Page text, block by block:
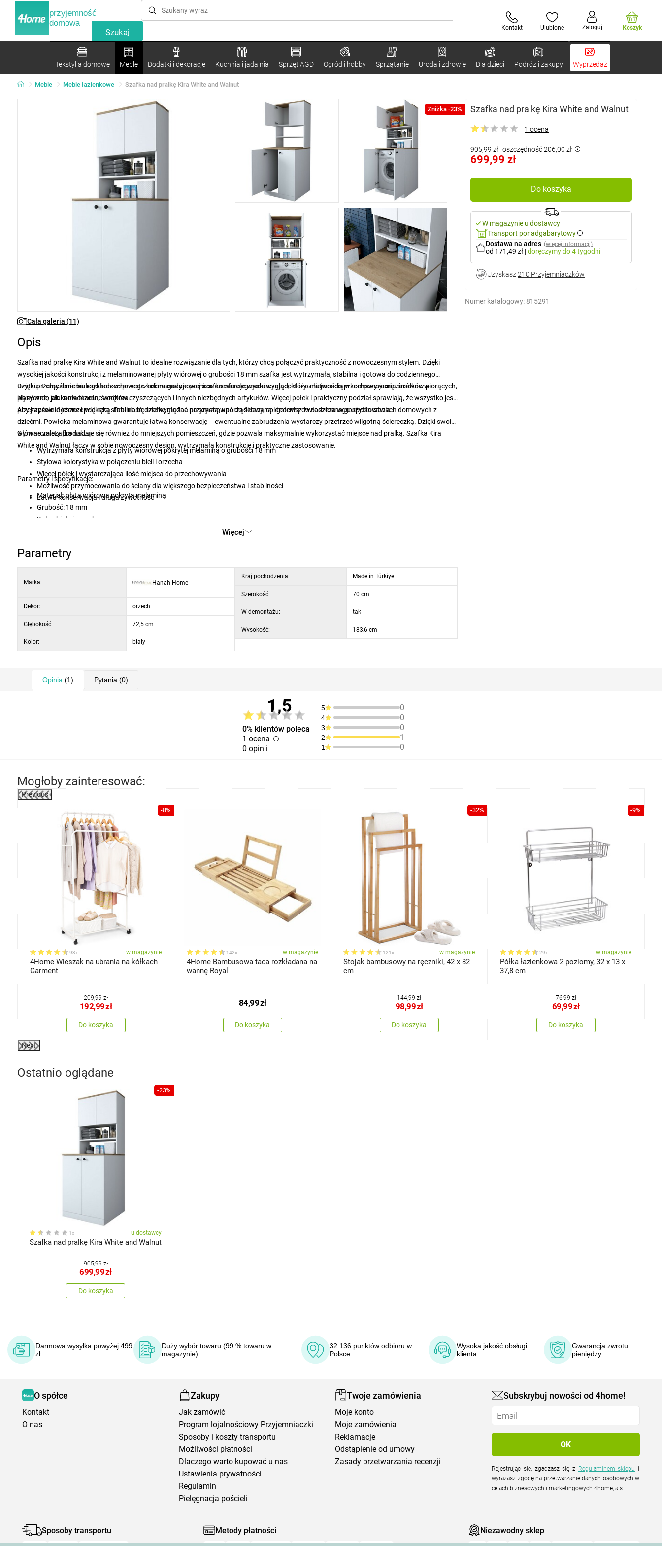
przyjemność
domowa
Kontakt Ulubione Zaloguj Koszyk
Tekstylia domowe Meble Dodatki i dekoracje Kuchnia i jadalnia Sprzęt AGD Ogród i hobby Sprzątanie Uroda i zdrowie Dla dzieci Podróż i zakupy Wyprzedaż
Meble Meble łazienkowe Szafka nad pralkę Kira White and Walnut
Zniżka -23%
Cała galeria (11)
Szafka nad pralkę Kira White and Walnut
1 ocena
905,99 zł oszczędność 206,00 zł
699,99 zł
Do koszyka
W magazynie u dostawcy
Transport ponadgabarytowy
Dostawa na adres (więcej informacji)
od 171,49 zł |doręczymydo 4 tygodni
Uzyskasz 210 Przyjemniaczków
Numer katalogowy: 815291
Opis
Szafka nad pralkę Kira White and Walnut to idealne rozwiązanie dla tych, którzy chcą połączyć praktyczność z nowoczesnym stylem. Dzięki
wysokiej jakości konstrukcji z melaminowanej płyty wiórowej o grubości 18 mm szafka jest wytrzymała, stabilna i gotowa do codziennego
użytku. Połączenie białego i orzechowego koloru nadaje pomieszczeniu elegancki wygląd, który z łatwością wkomponuje się zarówno w
klasyczne, jak i nowoczesne wnętrza.
Dzięki przemyślanemu rozkładowi przestrzeni magazynowej szafka oferuje wystarczająco dużo miejsca do przechowywania środków piorących,
płynów do płukania tkanin, środków czyszczących i innych niezbędnych artykułów. Więcej półek i praktyczny podział sprawiają, że wszystko jest
przejrzyście ułożone i pod ręką. Pralnia będzie wyglądać na czystą, uporządkowaną i gotową do codziennego użytkowania.
Aby zapewnić jeszcze większą stabilność, szafkę można przymocować do ściany, co docenisz zwłaszcza w gospodarstwach domowych z
dziećmi. Powłoka melaminowa gwarantuje łatwą konserwację – ewentualne zabrudzenia wystarczy przetrzeć wilgotną ściereczką. Dzięki swoim
wymiarom szafka nadaje się również do mniejszych pomieszczeń, gdzie pozwala maksymalnie wykorzystać miejsce nad pralką. Szafka Kira
White and Walnut łączy w sobie nowoczesny design, wytrzymałą konstrukcję i praktyczne zastosowanie.
Główne zalety produktu:
Wytrzymała konstrukcja z płyty wiórowej pokrytej melaminą o grubości 18 mm
Stylowa kolorystyka w połączeniu bieli i orzecha
Więcej półek i wystarczająca ilość miejsca do przechowywania
Możliwość przymocowania do ściany dla większego bezpieczeństwa i stabilności
Łatwa konserwacja i długa żywotność
Parametry i specyfikacje:
Materiał: płyta wiórowa pokryta melaminą
Grubość: 18 mm
Kolor: biały i orzechowy
Więcej
Parametry
Marka: Hanah Home
Dekor: orzech
Głębokość: 72,5 cm
Kolor: biały
Kraj pochodzenia: Made in Türkiye
Szerokość: 70 cm
W demontażu: tak
Wysokość: 183,6 cm
Opinia (1) Pytania (0)
1,5
0% klientów poleca
1 ocena
0 opinii
5 0
4 0
3 0
2 1
1 0
Mogłoby zainteresować:
Previous
-8%
93x w magazynie
4Home Wieszak na ubrania na kółkach
Garment
209,99 zł
192,99zł
Do koszyka
142x w magazynie
4Home Bambusowa taca rozkładana na
wannę Royal
84,99zł
Do koszyka
-32%
121x w magazynie
Stojak bambusowy na ręczniki, 42 x 82
cm
144,99 zł
98,99zł
Do koszyka
-9%
29x w magazynie
Półka łazienkowa 2 poziomy, 32 x 13 x
37,8 cm
76,99 zł
69,99zł
Do koszyka
Next
Ostatnio oglądane
-23%
1x u dostawcy
Szafka nad pralkę Kira White and Walnut
905,99 zł
699,99zł
Do koszyka
Darmowa wysyłka powyżej 499
zł
Duży wybór towaru (99 % towaru w
magazynie)
32 136 punktów odbioru w
Polsce
Wysoka jakość obsługi
klienta
Gwarancja zwrotu
pieniędzy
O spółce
Kontakt
O nas
Zakupy
Jak zamówić
Program lojalnościowy Przyjemniaczki
Sposoby i koszty transportu
Możliwości płatności
Dlaczego warto kupować u nas
Ustawienia prywatności
Regulamin
Pielęgnacja pościeli
Twoje zamówienia
Moje konto
Moje zamówienia
Reklamacje
Odstąpienie od umowy
Zasady przetwarzania recenzji
Subskrybuj nowości od 4home!
Rejestrując się, zgadzasz się z Regulaminem sklepu
wyrażasz zgodę na przetwarzanie danych osobowych w
celach biznesowych i marketingowych 4home, a.s.
Sposoby transportu Metody płatności Niezawodny sklep